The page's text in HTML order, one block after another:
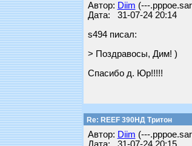
Автор: Diim (---
Дата: 31-07-24 20:14
s494 писал:
> Поздравосы, Дим! )
Спасибо д. Юр!!!!!
Re: REEF 390НД Тритон
Автор: Diim (---